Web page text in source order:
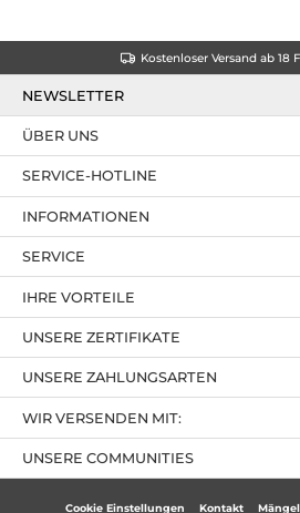
Kostenloser Versand ab 18
NEWSLETTER
SERVICE-HOTLINE
IHRE VORTEILE
UNSERE ZAHLUNGSARTEN
ÜBER UNS
UNSERE ZERTIFIKATE
INFORMATIONEN
SERVICE
UNSERE COMMUNITIES
WIR VERSENDEN MIT:
Cookie Einstellungen Kontakt